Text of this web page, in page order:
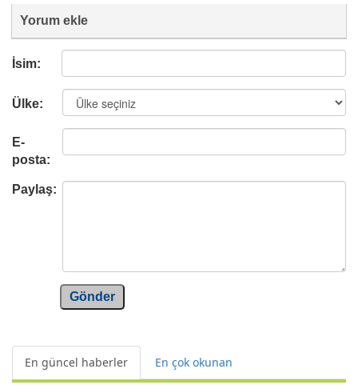
Yorum ekle
İsim:
Ülke:
E-
posta:
Paylaş:
Gönder
En güncel haberler En çok okunan